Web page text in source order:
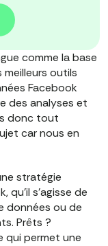
comme la base
outils
Facebook
des analyses et
donc tout
car nous en
stratégie
qu'il s'agisse de
données ou de
Prêts ?
qui permet une